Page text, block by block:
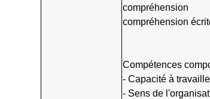
compréhension
Compétences
- Capacité à
- Sens de